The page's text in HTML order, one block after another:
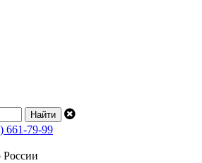
661-79-99
России